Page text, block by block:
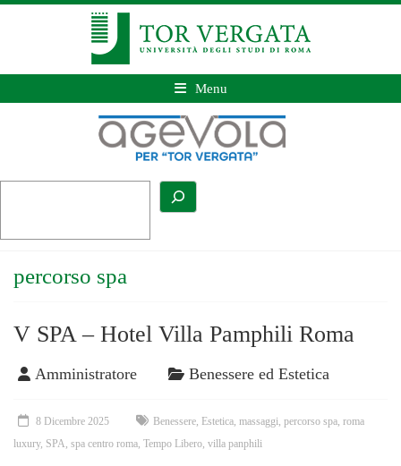
Menu
percorso spa
V SPA – Hotel Villa Pamphili Roma
Amministratore Benessere ed Estetica
8 Dicembre 2025 Benessere Estetica massaggi percorso spa roma
luxury, SPA spa centro roma Tempo Libero villa panphili